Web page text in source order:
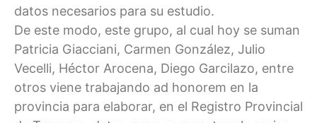
datos necesarios para su estudio.
De este modo, este grupo, al cual hoy se suman
Patricia Giacciani, Carmen González, Julio
Vecelli, Héctor Arocena, Diego Garcilazo, entre
otros viene trabajando ad honorem en la
provincia para elaborar, en el Registro Provincial